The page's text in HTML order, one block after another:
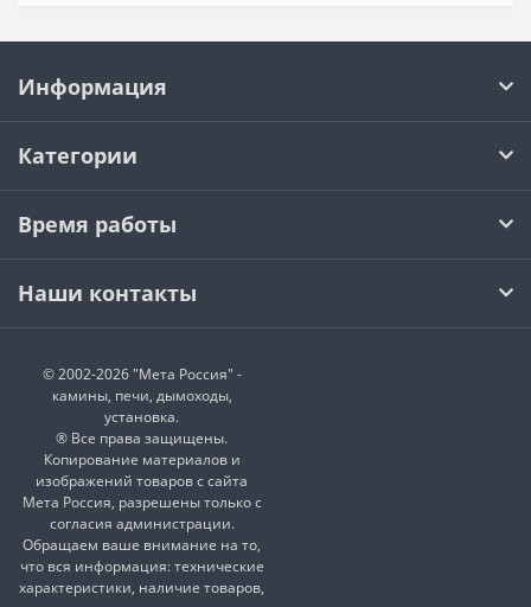
Информация
Категории
Время работы
Наши контакты
© 2002-2026 "Мета Россия" -
камины, печи, дымоходы,
установка.
® Все права защищены.
Копирование материалов и
изображений товаров с сайта
Мета Россия, разрешены только с
согласия администрации.
Обращаем ваше внимание на то,
что вся информация: технические
характеристики, наличие товаров,